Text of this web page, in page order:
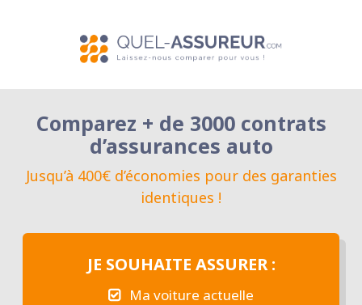
Comparez + de 3000 contrats
d’assurances auto
Jusqu’à 400€ d’économies pour des garanties
identiques !
JE SOUHAITE ASSURER :
Ma voiture actuelle